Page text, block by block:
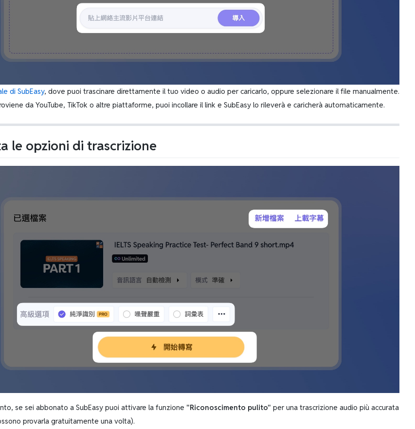
di SubEasy, dove puoi trascinare direttamente il tuo video o audio per caricarlo, oppure selezionare il file manualmente.
da YouTube, TikTok o altre piattaforme, puoi incollare il link e SubEasy lo rileverà e caricherà automaticamente.
le opzioni di trascrizione
se sei abbonato a SubEasy puoi attivare la funzione "Riconoscimento pulito" per una trascrizione audio più accurata
provarla gratuitamente una volta).